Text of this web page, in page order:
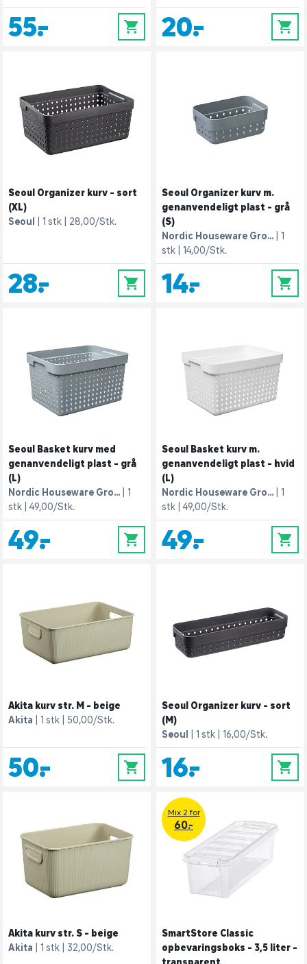
55,- 0 20,- 0
Seoul Organizer kurv - sort
(XL)
Seoul
1 stk 28,00/Stk.
28,- 0
Seoul Organizer kurv m.
genanvendeligt plast - grå
(S)
Nordic Houseware Gro...
1
stk
14,00/Stk.
14,- 0
Seoul Basket kurv med
genanvendeligt plast - grå
(L)
Nordic Houseware Gro...
1
stk
49,00/Stk.
49,- 0
Seoul Basket kurv m.
genanvendeligt plast - hvid
(L)
Nordic Houseware Gro...
1
stk
49,00/Stk.
49,- 0
Akita kurv str. M - beige
Akita
1 stk 50,00/Stk.
50,- 0
Seoul Organizer kurv - sort
(M)
Seoul
1 stk 16,00/Stk.
16,- 0
Akita kurv str. S - beige
Akita
1 stk 32,00/Stk.
Mix 2 for
60.-
SmartStore Classic
opbevaringsboks - 3,5 liter -